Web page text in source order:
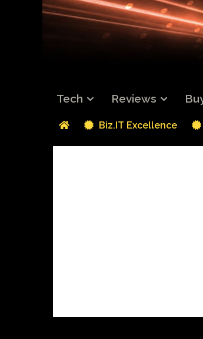
Tech Reviews
Biz.IT Excellence